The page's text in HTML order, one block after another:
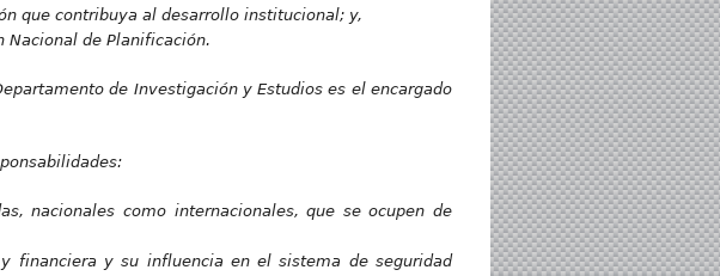
que contribuya al desarrollo institucional; y,
Nacional de Planificación.
de Investigación y Estudios es el encargado
nacionales como internacionales, que se ocupen de
financiera y su influencia en el sistema de seguridad